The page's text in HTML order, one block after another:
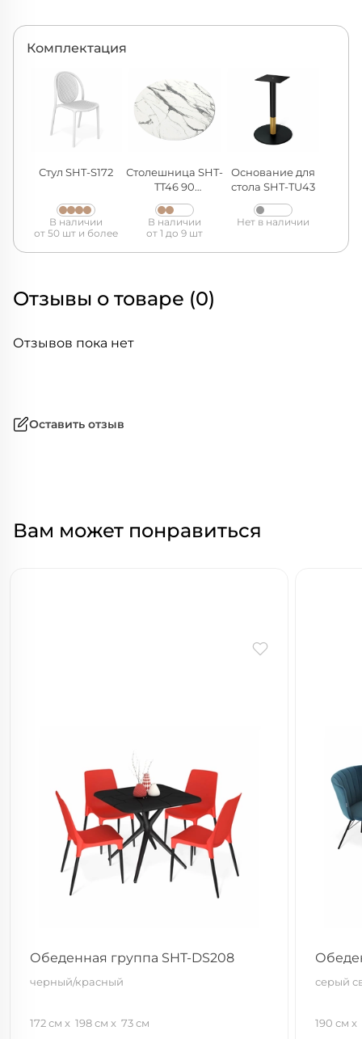
Комплектация
Стул SHT-S172
В наличии
от 50 шт и более
Столешница SHT-
TT46 90
ВЕРЗАЛИТ
В наличии
от 1 до 9 шт
Основание для
стола SHT-TU43
Нет в наличии
Отзывы о товаре (0)
Отзывов пока нет
Оставить отзыв
Вам может понравиться
Обеденная группа SHT-DS208
черный/красный
172 см 198 см 73 см
серый
190 см